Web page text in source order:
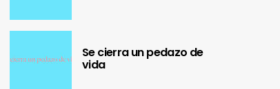
Se cierra un pedazo de
vida